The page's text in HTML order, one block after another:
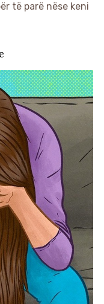
të parë nëse keni